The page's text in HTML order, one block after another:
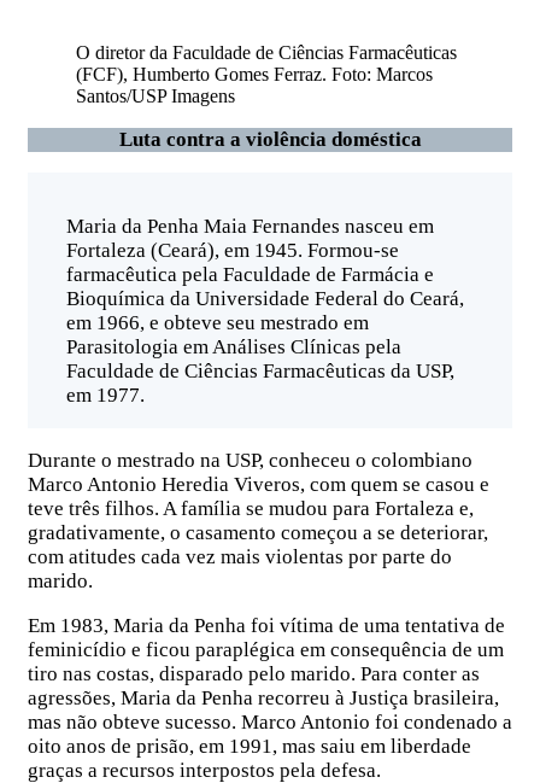
O diretor da Faculdade de Ciências Farmacêuticas
(FCF), Humberto Gomes Ferraz. Foto: Marcos
Santos/USP Imagens
Luta contra a violência doméstica
Maria da Penha Maia Fernandes nasceu em
Fortaleza (Ceará), em 1945. Formou-se
farmacêutica pela Faculdade de Farmácia e
Bioquímica da Universidade Federal do Ceará,
em 1966, e obteve seu mestrado em
Parasitologia em Análises Clínicas pela
Faculdade de Ciências Farmacêuticas da USP,
em 1977.
Durante o mestrado na USP, conheceu o colombiano
Marco Antonio Heredia Viveros, com quem se casou e
teve três filhos. A família se mudou para Fortaleza e,
gradativamente, o casamento começou a se deteriorar,
com atitudes cada vez mais violentas por parte do
marido.
Em 1983, Maria da Penha foi vítima de uma tentativa de
feminicídio e ficou paraplégica em consequência de um
tiro nas costas, disparado pelo marido. Para conter as
agressões, Maria da Penha recorreu à Justiça brasileira,
mas não obteve sucesso. Marco Antonio foi condenado a
oito anos de prisão, em 1991, mas saiu em liberdade
graças a recursos interpostos pela defesa.